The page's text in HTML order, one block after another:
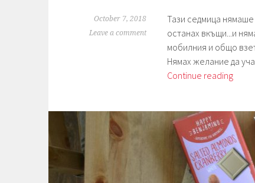
October 7, 2018
Leave a comment
Тази седмица
останах вкъщи...и
мобилния и общо
Нямах желание да
Continue reading